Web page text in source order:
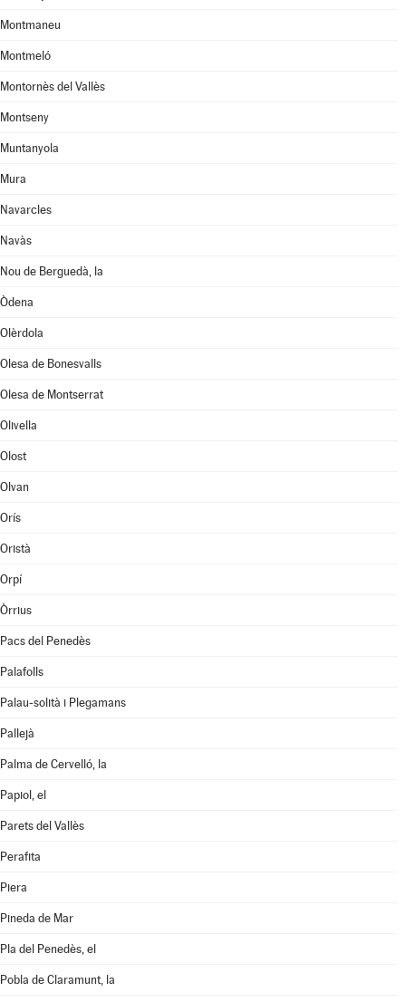
Montmaneu
Montmeló
Montornès del Vallès
Montseny
Muntanyola
Mura
Navarcles
Navàs
Nou de Berguedà, la
Òdena
Olèrdola
Olesa de Bonesvalls
Olesa de Montserrat
Olivella
Olost
Olvan
Orís
Oristà
Orpí
Òrrius
Pacs del Penedès
Palafolls
Palau-solità i Plegamans
Pallejà
Palma de Cervelló, la
Papiol, el
Parets del Vallès
Perafita
Piera
Pineda de Mar
Pla del Penedès, el
Pobla de Claramunt, la